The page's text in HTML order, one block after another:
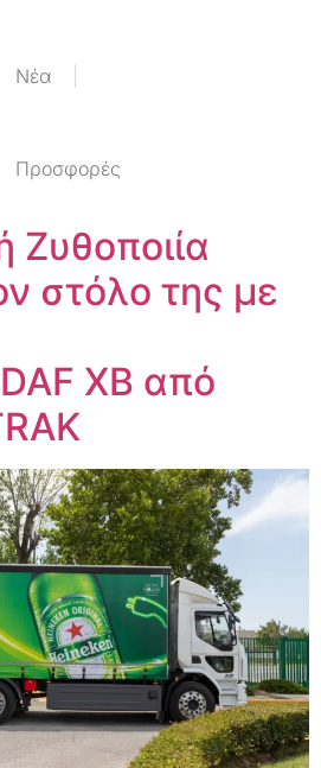
Nέα
Προσφορές
Ζυθοποιία
στόλο της με
XB από